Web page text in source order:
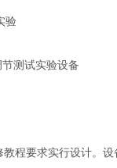
验
测试实验设备
程要求实行设计。